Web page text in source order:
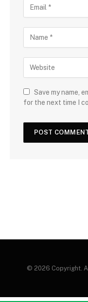
Save my name,
for the next time I
© 2026 Copyright.